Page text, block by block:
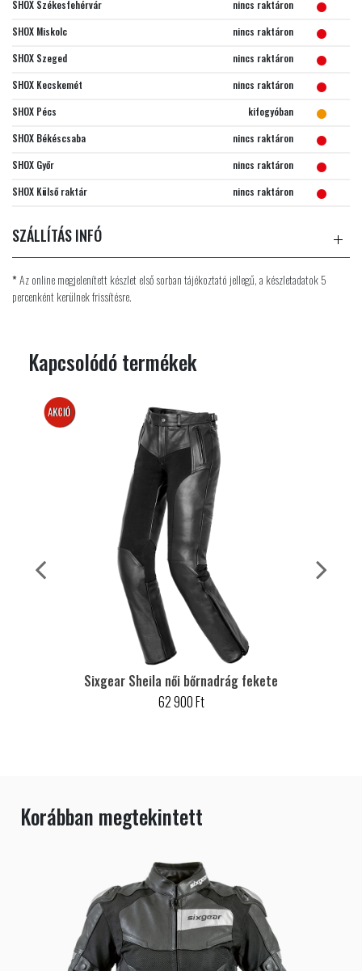
SHOX Székesfehérvár
nincs raktáron
SHOX Miskolc
nincs raktáron
SHOX Szeged
nincs raktáron
SHOX Kecskemét
nincs raktáron
SHOX Pécs
kifogyóban
SHOX Békéscsaba
nincs raktáron
SHOX Győr
nincs raktáron
SHOX Külső raktár
nincs raktáron
SZÁLLÍTÁS INFÓ
*Az online megjelenített készlet első sorban tájékoztató jellegű, a készletadatok 5
percenként kerülnek frissítésre.
Kapcsolódó termékek
AKCIÓS
Sixgear Sheila női bőrnadrág fekete
62 900 Ft
Korábban megtekintett